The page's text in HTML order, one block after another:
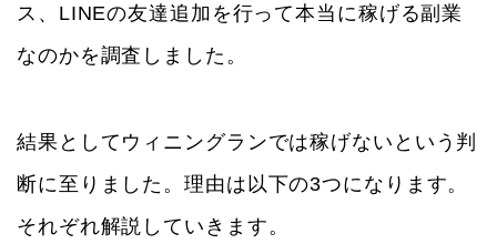
ス、LINEの友達追加を行って本当に稼げる副業
なのかを調査しました。
結果としてウィニングランでは稼げないという判
断に至りました。理由は以下の3つになります。
それぞれ解説していきます。